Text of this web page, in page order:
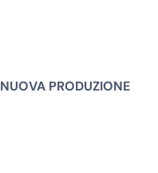
NUOVA PRODUZIONE